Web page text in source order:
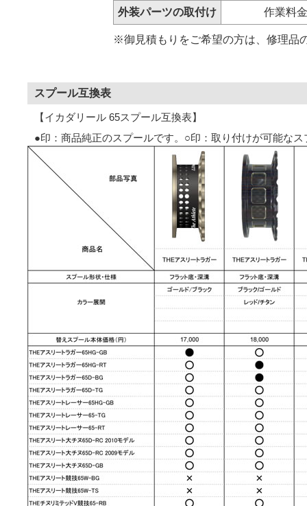
外装パーツの取付け 作業料
※御見積もりをご希望の方は、修理品
スプール互換表
【イカダリール 65スプール互換表】
●印：商品純正のスプールです。○印：取り付けが可能な